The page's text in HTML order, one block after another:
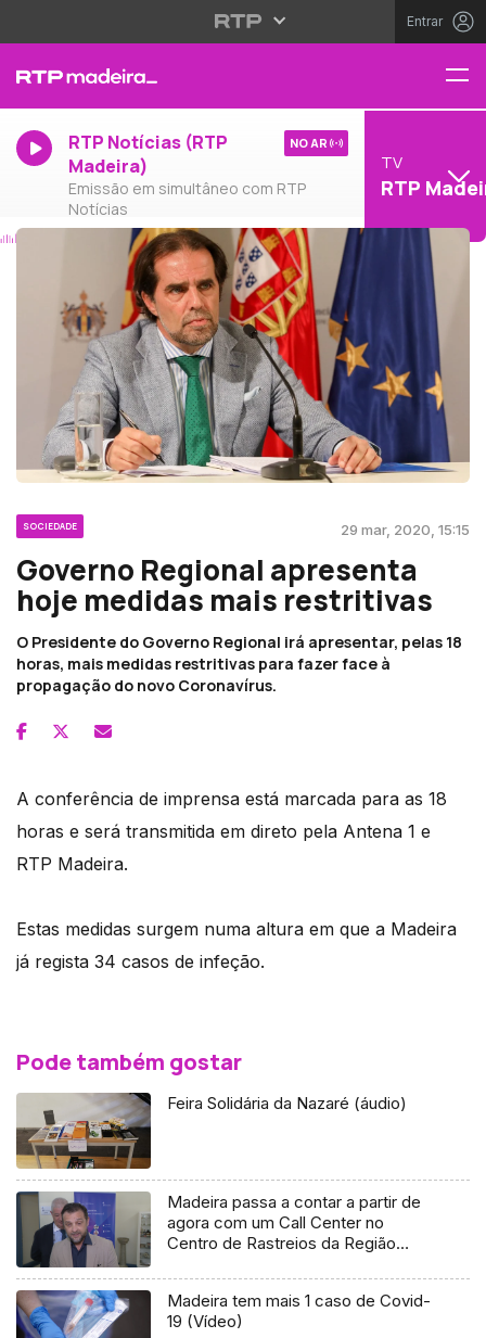
Entrar
RTP Notícias (RTP
Madeira)
Emissão em simultâneo com RTP
Notícias
NO AR
TV
RTP
SOCIEDADE 29 mar, 2020, 15:15
Governo Regional apresenta
hoje medidas mais restritivas
O Presidente do Governo Regional irá apresentar, pelas 18
horas, mais medidas restritivas para fazer face à
propagação do novo Coronavírus.
A conferência de imprensa está marcada para as 18
horas e será transmitida em direto pela Antena 1 e
RTP Madeira.
Estas medidas surgem numa altura em que a Madeira
já regista 34 casos de infeção.
Pode também gostar
Feira Solidária da Nazaré (áudio)
Madeira passa a contar a partir de
agora com um Call Center no
Centro de Rastreios da Região
Madeira tem mais 1 caso de Covid-
19 (Vídeo)